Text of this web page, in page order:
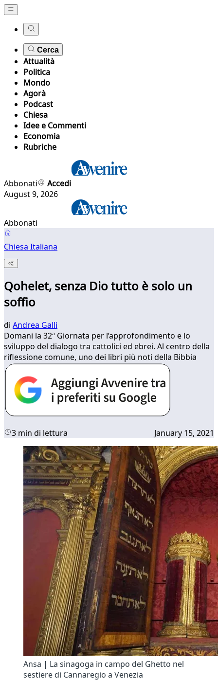
Cerca
Attualità
Politica
Mondo
Agorà
Podcast
Chiesa
Idee e Commenti
Economia
Rubriche
Abbonati
Accedi
August 9, 2026
Abbonati
Chiesa Italiana
Qohelet, senza Dio tutto è solo un
soffio
di Andrea Galli
Domani la 32ª Giornata per l’approfondimento e lo
sviluppo del dialogo tra cattolici ed ebrei. Al centro della
riflessione comune, uno dei libri più noti della Bibbia
3 min di lettura January 15, 2021
Ansa | La sinagoga in campo del Ghetto nel
sestiere di Cannaregio a Venezia